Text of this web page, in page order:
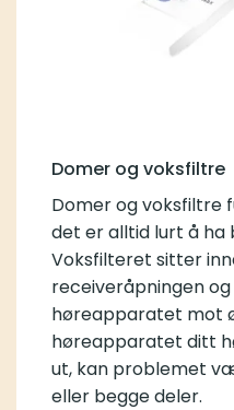
Domer og voksfiltre
Domer og voksfiltre
det er alltid lurt å ha
Voksfilteret sitter
receiveråpningen
høreapparatet mot
høreapparatet ditt
ut, kan problemet
eller begge deler.